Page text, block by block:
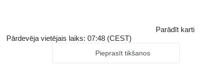
Parādīt karti
Pārdevēja vietējais laiks: 07:48 (CEST)
Pieprasīt tikšanos